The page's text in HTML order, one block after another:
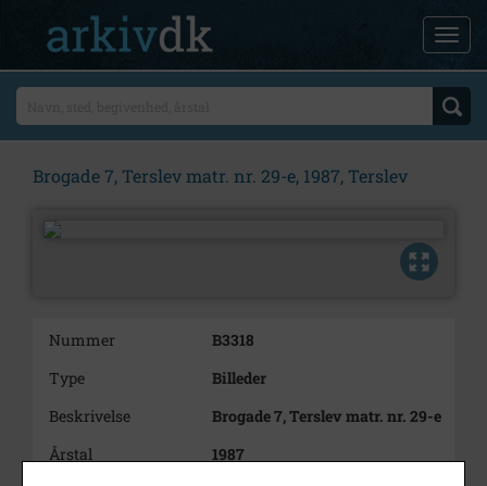
Brogade 7, Terslev matr. nr. 29-e, 1987, Terslev
Nummer
B3318
Type
Billeder
Beskrivelse
Brogade 7, Terslev matr. nr. 29-e
Årstal
1987